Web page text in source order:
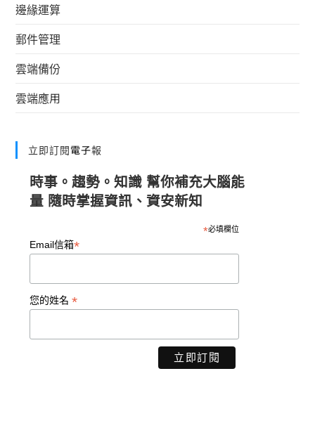
邊緣運算
郵件管理
雲端備份
雲端應用
立即訂閱電子報
時事。趨勢。知識 幫你補充大腦能
量 隨時掌握資訊、資安新知
*必填欄位
Email信箱*
您的姓名*